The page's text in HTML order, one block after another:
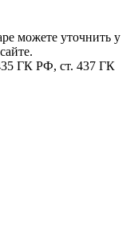
можете уточнить у
ГК РФ, cт. 437 ГК